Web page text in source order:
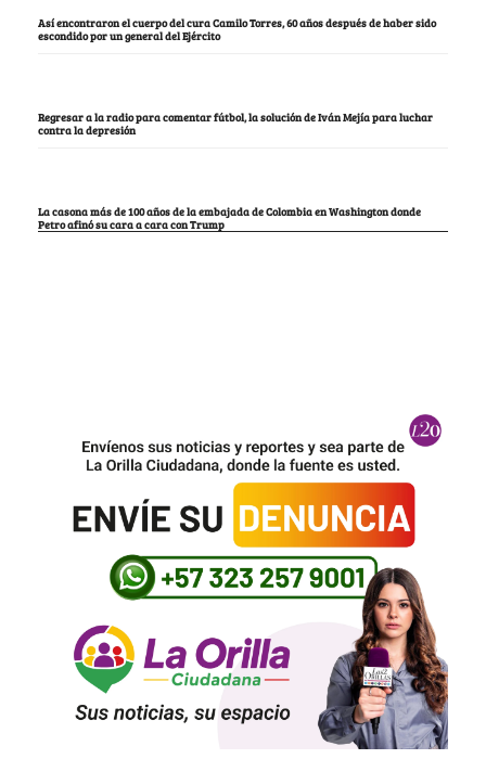
Así encontraron el cuerpo del cura Camilo Torres, 60 años después de haber sido
escondido por un general del Ejército
Regresar a la radio para comentar fútbol, la solución de Iván Mejía para luchar
contra la depresión
La casona más de 100 años de la embajada de Colombia en Washington donde
Petro afinó su cara a cara con Trump